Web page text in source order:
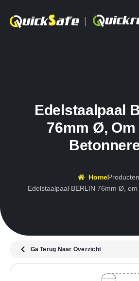
Edelstaalpaal
76mm Ø, Om
HomeProducten
Edelstaalpaal BERLIN 76mm Ø,
Ga Terug Naar Overzicht